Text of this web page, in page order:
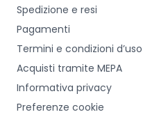
Spedizione e resi
Pagamenti
Termini e condizioni d’uso
Acquisti tramite MEPA
Informativa privacy
Preferenze cookie